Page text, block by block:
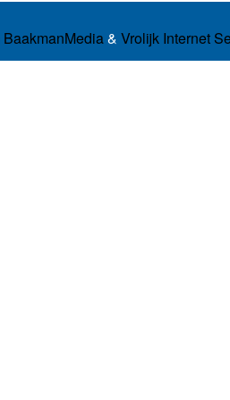
BaakmanMedia& Vrolijk Internet